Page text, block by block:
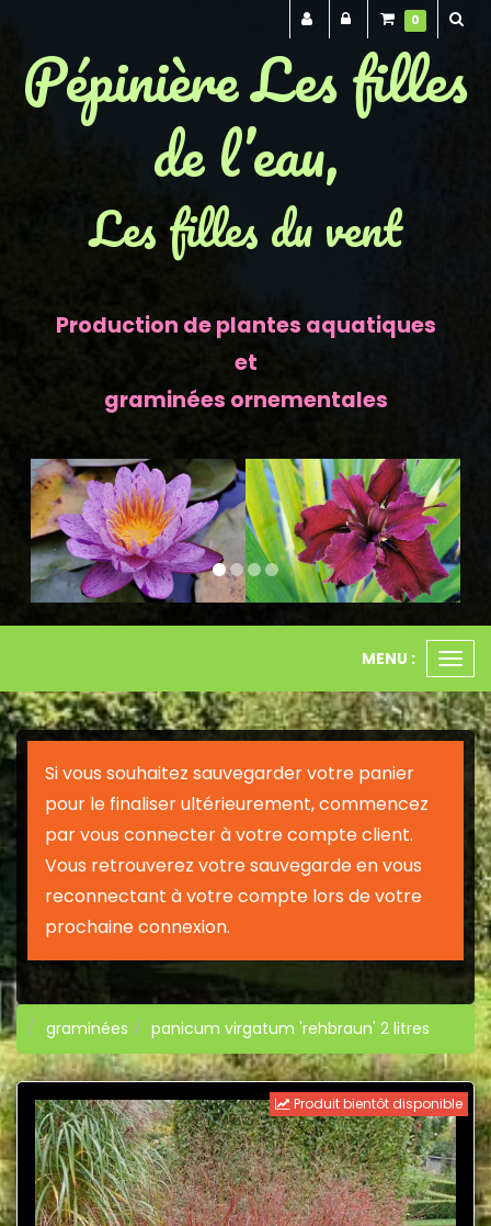
Pépinière Les filles
de l’eau,
Les filles du vent
Production de plantes aquatiques
et
graminées ornementales
Previous Next
le
MENU :
Si vous souhaitez sauvegarder votre panier
pour le finaliser ultérieurement, commencez
par vous connecter à votre compte client.
Vous retrouverez votre sauvegarde en vous
reconnectant à votre compte lors de votre
prochaine connexion.
graminées panicum virgatum 'rehbraun' 2 litres
Produit bientôt disponible
0